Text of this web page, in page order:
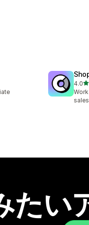
4.05
合計
sales
たい